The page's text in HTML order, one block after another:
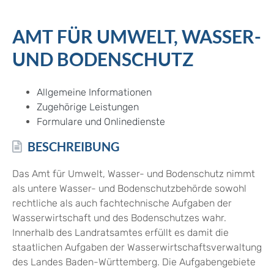
AMT FÜR UMWELT, WASSER-
UND BODENSCHUTZ
Allgemeine Informationen
Zugehörige Leistungen
Formulare und Onlinedienste
BESCHREIBUNG
Das Amt für Umwelt, Wasser- und Bodenschutz nimmt
als untere Wasser- und Bodenschutzbehörde sowohl
rechtliche als auch fachtechnische Aufgaben der
Wasserwirtschaft und des Bodenschutzes wahr.
Innerhalb des Landratsamtes erfüllt es damit die
staatlichen Aufgaben der Wasserwirtschaftsverwaltung
des Landes Baden-Württemberg. Die Aufgabengebiete